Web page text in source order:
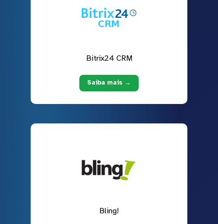
Bitrix24 CRM
Saiba mais →
Bling!